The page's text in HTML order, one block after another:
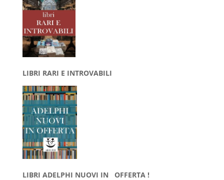
LIBRI RARI E INTROVABILI
LIBRI ADELPHI NUOVI IN OFFERTA !